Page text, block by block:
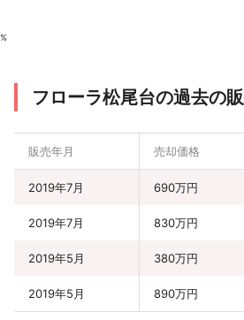
%
フローラ松尾台の過去の
販売年月 売却価格
2019年7月 690万円
2019年7月 830万円
2019年5月 380万円
2019年5月 890万円